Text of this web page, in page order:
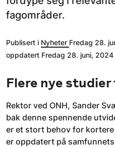
fagområder.
Publisert i Nyheter Fredag 28.
oppdatert Fredag 28. juni,
Flere nye studier
Rektor ved ONH, Sander
bak denne spennende
er et stort behov for
er oppdatert på